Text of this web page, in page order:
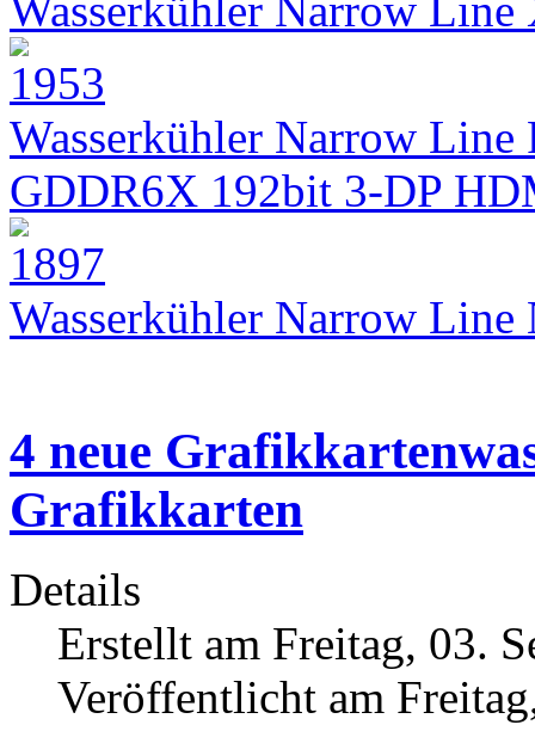
Wasserkühler Narrow Line
GDDR6X 192bit 3-DP
Wasserkühler Narrow
4 neue
Grafikkarten
Details
Erstellt am Freitag, 03.
Veröffentlicht am